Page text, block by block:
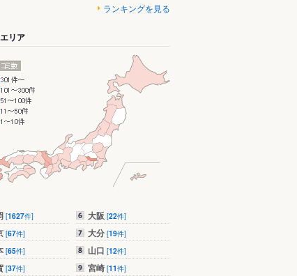
ランキングを見る
リア
[1627件]
[67件]
[65件]
[37件]
大阪 [22件]
大分 [19件]
山口 [12件]
宮崎 [11件]